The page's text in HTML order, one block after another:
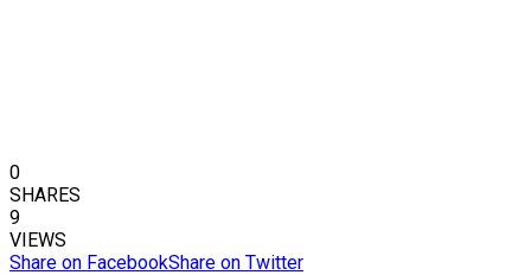
0
SHARES
9
VIEWS
Share on FacebookShare on Twitter